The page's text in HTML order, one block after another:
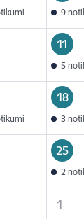
9
11
5
18
3
25
2
1